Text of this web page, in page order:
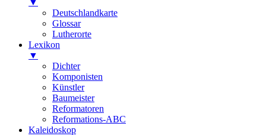
▼
Deutschlandkarte
Glossar
Lutherorte
Lexikon
▼
Dichter
Komponisten
Künstler
Baumeister
Reformatoren
Reformations-ABC
Kaleidoskop